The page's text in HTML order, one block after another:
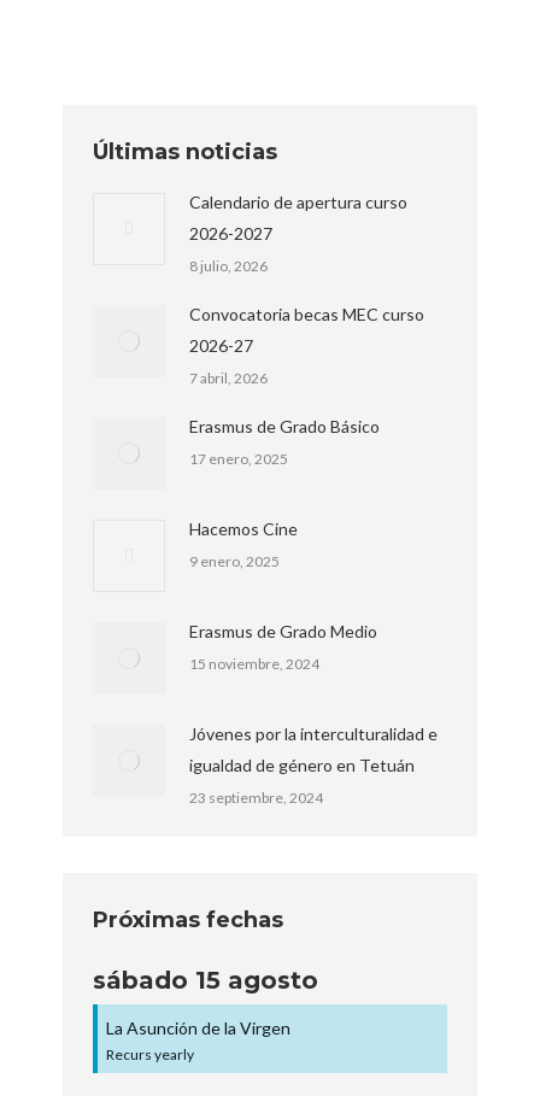
Últimas noticias
Calendario de apertura curso
2026-2027
8 julio, 2026
Convocatoria becas MEC curso
2026-27
7 abril, 2026
Erasmus de Grado Básico
17 enero, 2025
Hacemos Cine
9 enero, 2025
Erasmus de Grado Medio
15 noviembre, 2024
Jóvenes por la interculturalidad e
igualdad de género en Tetuán
23 septiembre, 2024
Próximas fechas
sábado 15 agosto
La Asunción de la Virgen
Recurs yearly